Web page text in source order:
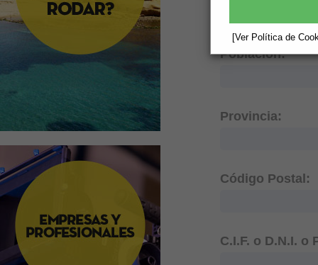
[Ver Política de
Población:
Provincia:
Código Postal:
C.I.F. o D.N.I. o